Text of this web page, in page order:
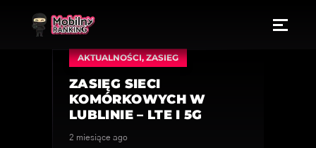
AKTUALNOŚCI,ZASIEG
ZASIĘG SIECI
KOMÓRKOWYCH W
LUBLINIE – LTE I 5G
2 miesiące ago